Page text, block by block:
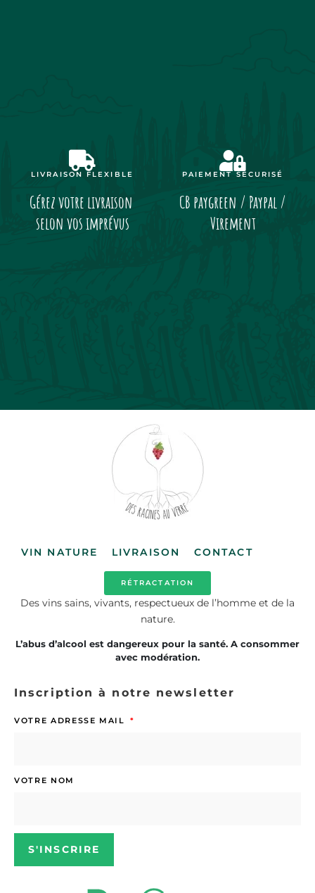
LIVRAISON FLEXIBLE
Gérez votre livraison
selon vos imprévus
PAIEMENT SÉCURISÉ
CB paygreen / Paypal /
Virement
VIN NATURE LIVRAISON CONTACT
RÉTRACTATION
Des vins sains, vivants, respectueux de l’homme et de la
nature.
L’abus d’alcool est dangereux pour la santé. A consommer
avec modération.
Inscription à notre newsletter
VOTRE ADRESSE MAIL
VOTRE NOM
S'INSCRIRE